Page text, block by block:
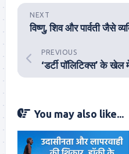
NEXT
विष्णु, शिव और पार्वती जैसे
PREVIOUS
‘डर्टी पॉलिटिक्स’ के
You may also like...